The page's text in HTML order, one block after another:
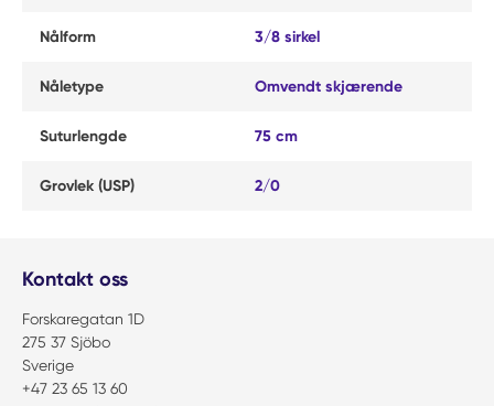
Nålform 3/8 sirkel
Nåletype Omvendt skjærende
Suturlengde 75 cm
Grovlek (USP) 2/0
Kontakt oss
Forskaregatan 1D
275 37 Sjöbo
Sverige
+47 23 65 13 60